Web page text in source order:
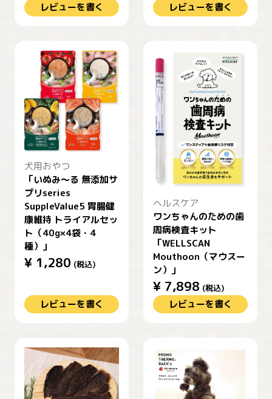
レビューを書く レビューを書く
犬用おやつ
「いぬみ～る 無添加サ
プリseries
SuppleValue5 胃腸健
康維持 トライアルセッ
ト（40g×4袋・4
種）」
¥ 1,280 (税込)
レビューを書く
ヘルスケア
ワンちゃんのための歯
周病検査キット
「WELLSCAN
Mouthoon（マウスー
ン）」
¥ 7,898 (税込)
レビューを書く